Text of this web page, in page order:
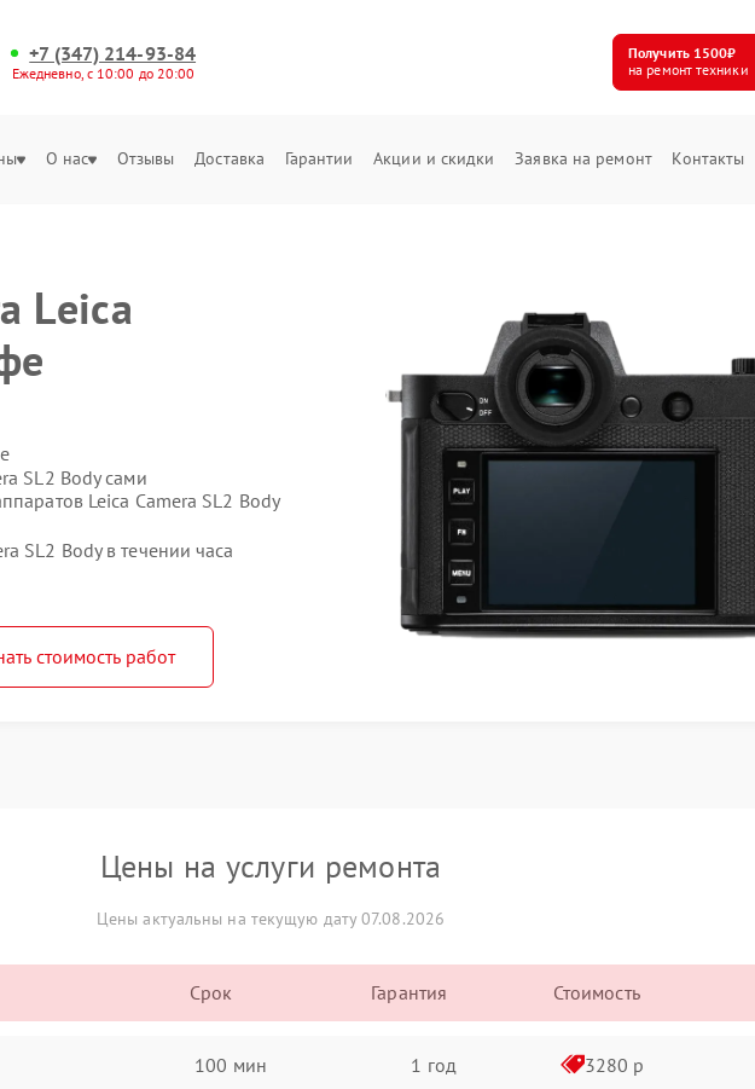
+7 (347) 214-93-84
Ежедневно, с 10:00 до 20:00
Получить 1500₽
на ремонт техники
О нас Отзывы Доставка Гарантии Акции и скидки Заявка на ремонт Контакты
Leica
SL2 Body сами
Leica Camera SL2 Body
SL2 Body в течении часа
стоимость работ
Цены на услуги ремонта
Цены актуальны на текущую дату 07.08.2026
Срок Гарантия Стоимость
100 мин 1 год 3280 р